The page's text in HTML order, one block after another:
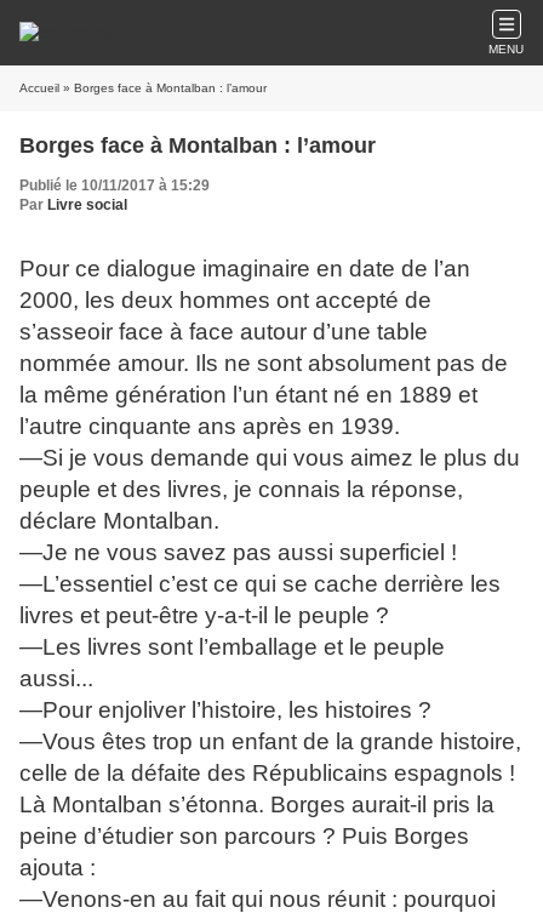
MENU
Accueil » Borges face à Montalban : l’amour
Borges face à Montalban : l’amour
Publié le 10/11/2017 à 15:29
Par Livre social
Pour ce dialogue imaginaire en date de l’an
2000, les deux hommes ont accepté de
s’asseoir face à face autour d’une table
nommée amour. Ils ne sont absolument pas de
la même génération l’un étant né en 1889 et
l’autre cinquante ans après en 1939.
—Si je vous demande qui vous aimez le plus du
peuple et des livres, je connais la réponse,
déclare Montalban.
—Je ne vous savez pas aussi superficiel !
—L’essentiel c’est ce qui se cache derrière les
livres et peut-être y-a-t-il le peuple ?
—Les livres sont l’emballage et le peuple
aussi...
—Pour enjoliver l’histoire, les histoires ?
—Vous êtes trop un enfant de la grande histoire,
celle de la défaite des Républicains espagnols !
Là Montalban s’étonna. Borges aurait-il pris la
peine d’étudier son parcours ? Puis Borges
ajouta :
—Venons-en au fait qui nous réunit : pourquoi